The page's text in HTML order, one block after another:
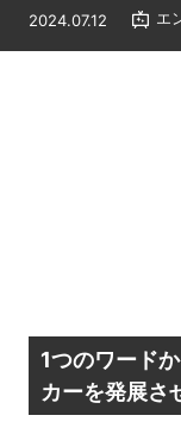
2024.07.12 エ
1つのワード
カーを発展さ